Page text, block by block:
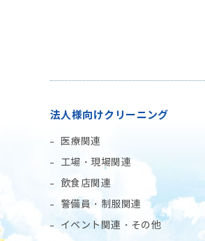
法人様向けクリーニング
医療関連
工場・現場関連
飲食店関連
警備員・制服関連
イベント関連・その他